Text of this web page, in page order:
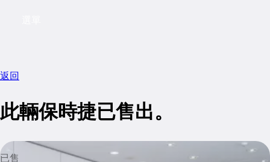
返回
此輛保時捷已售出。
已售